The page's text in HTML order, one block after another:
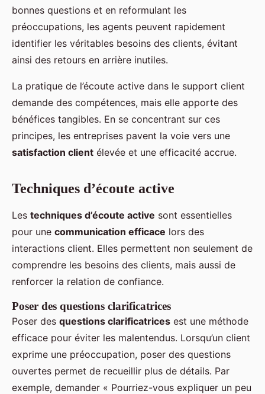
bonnes questions et en reformulant les
préoccupations, les agents peuvent rapidement
identifier les véritables besoins des clients, évitant
ainsi des retours en arrière inutiles.
La pratique de l’écoute active dans le support client
demande des compétences, mais elle apporte des
bénéfices tangibles. En se concentrant sur ces
principes, les entreprises pavent la voie vers une
satisfaction client élevée et une efficacité accrue.
Techniques d’écoute active
Les techniques d’écoute active sont essentielles
pour une communication efficace lors des
interactions client. Elles permettent non seulement de
comprendre les besoins des clients, mais aussi de
renforcer la relation de confiance.
Poser des questions clarificatrices
Poser des questions clarificatrices est une méthode
efficace pour éviter les malentendus. Lorsqu’un client
exprime une préoccupation, poser des questions
ouvertes permet de recueillir plus de détails. Par
exemple, demander « Pourriez-vous expliquer un peu